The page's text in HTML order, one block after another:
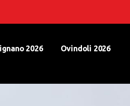
2026 Ovindoli 2026